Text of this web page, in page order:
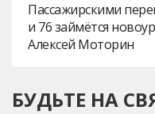
Пассажирскими
и 76 займётся
Алексей Моторин
БУДЬТЕ НА